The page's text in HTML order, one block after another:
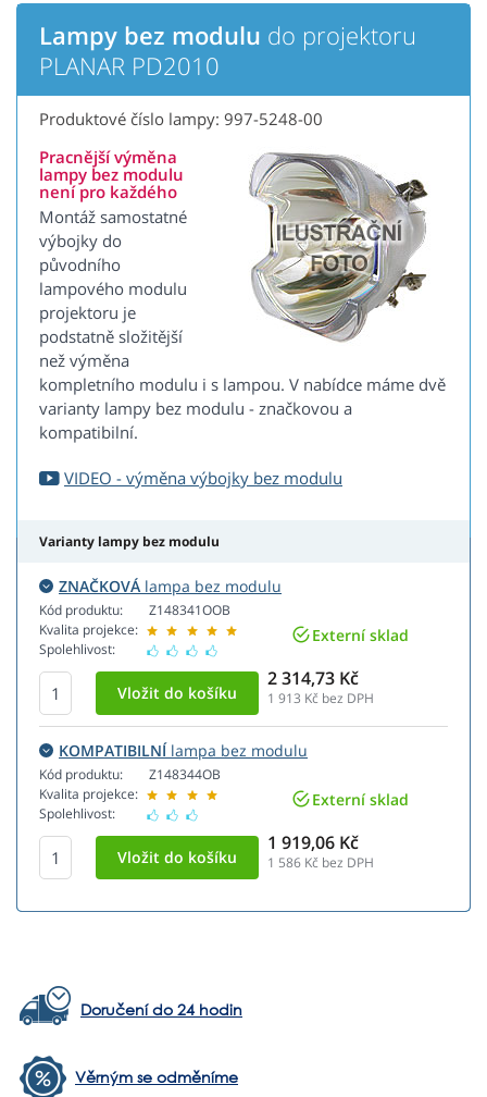
Lampy bez modulu do projektoru
PLANAR PD2010
Produktové číslo lampy: 997-5248-00
Pracnější výměna
lampy bez modulu
není pro každého
Montáž samostatné
výbojky do
původního
lampového modulu
projektoru je
podstatně složitější
než výměna
kompletního modulu i s lampou. V nabídce máme dvě
varianty lampy bez modulu - značkovou a
kompatibilní.
VIDEO - výměna výbojky bez modulu
Varianty lampy bez modulu
ZNAČKOVÁ lampa bez modulu
Kód produktu:
Kvalita projekce:
Spolehlivost:
Z148341OOB
Externí sklad
2 314,73 Kč
1 913 Kč bez DPH
KOMPATIBILNÍlampa bez modulu
Kód produktu:
Kvalita projekce:
Spolehlivost:
Z148344OB
Externí sklad
1 919,06 Kč
1 586 Kč bez DPH
Doručení do 24 hodin
Věrným se odměníme